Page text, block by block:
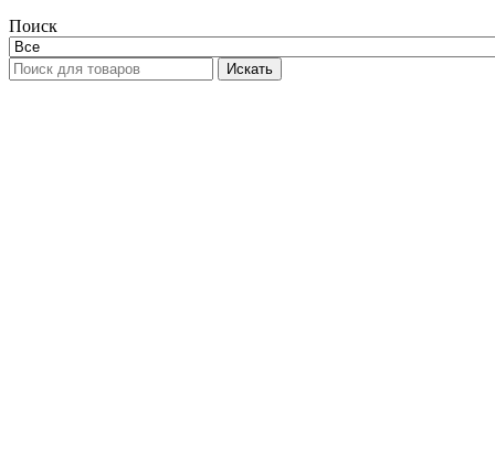
Поиск
Искать